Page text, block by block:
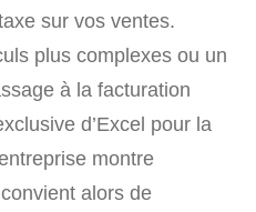
sur vos ventes.
plus complexes ou un
à la facturation
d’Excel pour la
montre
alors de